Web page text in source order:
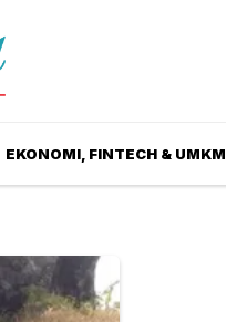
EKONOMI, FINTECH & UMKM